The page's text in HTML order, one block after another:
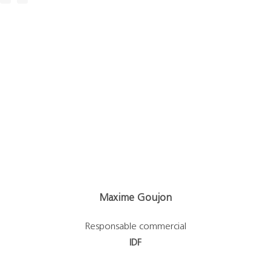
Maxime Goujon
Responsable commercial
IDF